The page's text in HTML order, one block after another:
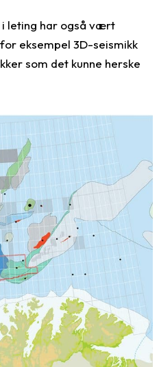
i leting har også vært
eksempel 3D-seismikk
som det kunne herske